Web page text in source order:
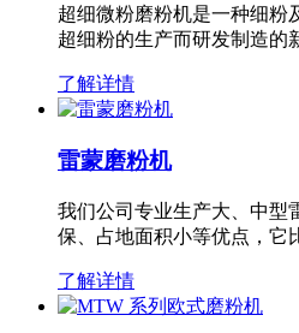
超细微粉磨粉机是一种细粉
超细粉的生产而研发制造
了解详情
雷蒙磨粉机
我们公司专业生产大、中型
保、占地面积小等优点，它
了解详情